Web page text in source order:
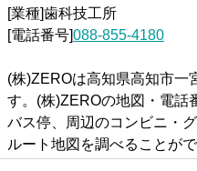
[業種]歯科技工所
[電話番号]088-855-4180
(株)ZEROは高知県高知市一
す。(株)ZEROの地図・電話
バス停、周辺のコンビニ・
ルート地図を調べることがで